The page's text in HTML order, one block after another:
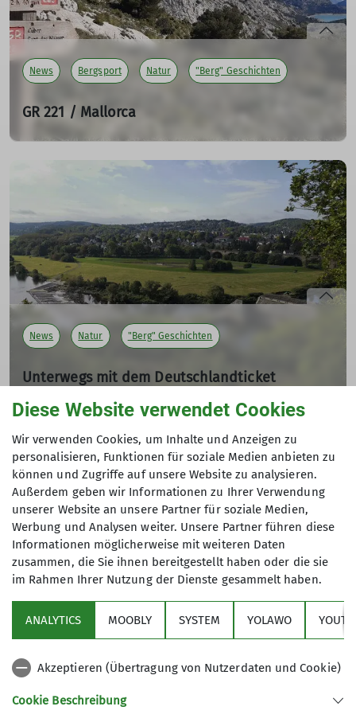
News Bergsport Natur "Berg" Geschichten
GR 221 / Mallorca
zehntägige Mehrtageswanderung über die
130 km Strecke und ca. 6600 hm warten auf euch. Die
Wanderung führt euch durch eine wunderschöne
Landschaft auf Mallorca.
mehr erfahren
News Natur "Berg" Geschichten
Unterwegs mit dem Deutschlandticket
Touren im Nahbereich
08.11.2023
Mal auf das Auto verzichten - Touren als Anregung zum
Nachmachen
mehr erfahren
Andere Themen
"Berg" Geschichten Ausbildung
Bergsport Klettern Kurs Natur News
Sektion
Service
Diese Website verwendet Cookies
Wir verwenden Cookies, um Inhalte und Anzeigen zu
personalisieren, Funktionen für soziale Medien anbieten zu
können und Zugriffe auf unsere Website zu analysieren.
Außerdem geben wir Informationen zu Ihrer Verwendung
unserer Website an unsere Partner für soziale Medien,
Werbung und Analysen weiter. Unsere Partner führen diese
Informationen möglicherweise mit weiteren Daten
zusammen, die Sie ihnen bereitgestellt haben oder die sie
im Rahmen Ihrer Nutzung der Dienste gesammelt haben.
ANALYTICS MOOBLY SYSTEM YOLAWO
Akzeptieren (Übertragung von Nutzerdaten und Cookie)
Cookie Beschreibung